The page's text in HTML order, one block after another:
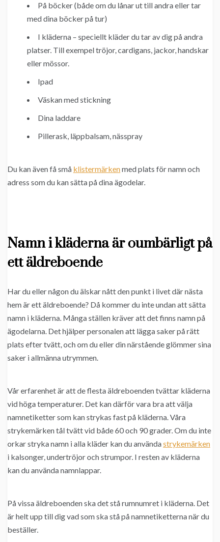
På böcker (både om du lånar ut till andra eller tar
med dina böcker på tur)
I kläderna – speciellt kläder du tar av dig på andra
platser. Till exempel tröjor, cardigans, jackor, handskar
eller mössor.
Ipad
Väskan med stickning
Dina laddare
Pillerask, läppbalsam, nässpray
Du kan även få små klistermärkenmed plats för namn och
adress som du kan sätta på dina ägodelar.
Namn i kläderna är oumbärligt på
ett äldreboende
Har du eller någon du älskar nått den punkt i livet där nästa
hem är ett äldreboende? Då kommer du inte undan att sätta
namn i kläderna. Många ställen kräver att det finns namn på
ägodelarna. Det hjälper personalen att lägga saker på rätt
plats efter tvätt, och om du eller din närstående glömmer sina
saker i allmänna utrymmen.
Vår erfarenhet är att de flesta äldreboenden tvättar kläderna
vid höga temperaturer. Det kan därför vara bra att välja
namnetiketter som kan strykas fast på kläderna. Våra
strykemärken tål tvätt vid både 60 och 90 grader. Om du inte
orkar stryka namn i alla kläder kan du användastrykemärken
i kalsonger, undertröjor och strumpor. I resten av kläderna
kan du använda namnlappar.
På vissa äldreboenden ska det stå rumnumret i kläderna. Det
är helt upp till dig vad som ska stå på namnetiketterna när du
beställer.